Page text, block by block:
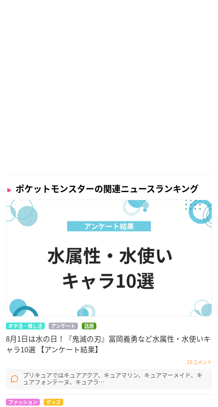
ポケットモンスターの関連ニュースランキング
オタ活・推し活 アンケート 話題
8月1日は水の日！『鬼滅の刃』冨岡義勇など水属性・水使いキ
ャラ10選 【アンケート結果】
15コメント
プリキュアではキュアアクア、キュアマリン、キュアマーメイド、キ
ュアフォンテーヌ、キュアラ…
ファッション グッズ